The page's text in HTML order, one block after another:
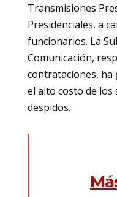
Transmisiones
Presidenciales, a
funcionarios. La
Comunicación,
contrataciones,
el alto costo de los
despidos.